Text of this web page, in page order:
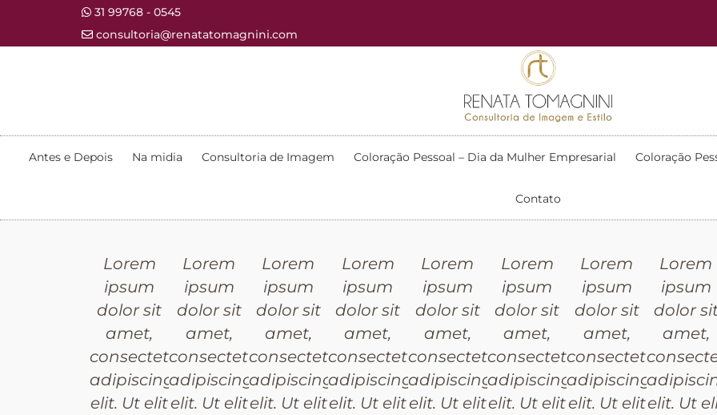
31 99768 - 0545
consultoria@renatatomagnini.com
Antes e Depois Na midia Consultoria de Imagem Coloração Pessoal – Dia da Mulher Empresarial Coloração
Contato
Lorem
ipsum
dolor sit
amet,
consectetur
adipiscing
elit. Ut elit
Lorem
ipsum
dolor sit
amet,
consectetur
adipiscing
elit. Ut elit
Lorem
ipsum
dolor sit
amet,
consectetur
adipiscing
elit. Ut elit
Lorem
ipsum
dolor sit
amet,
consectetur
adipiscing
elit. Ut elit
Lorem
ipsum
dolor sit
amet,
consectetur
adipiscing
elit. Ut elit
Lorem
ipsum
dolor sit
amet,
consectetur
adipiscing
elit. Ut elit
Lorem
ipsum
dolor sit
amet,
consectetur
adipiscing
elit. Ut elit
Lorem
ipsum
dolor
amet,
elit. Ut